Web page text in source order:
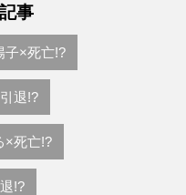
事
子×死亡!?
退!?
×死亡!?
!?